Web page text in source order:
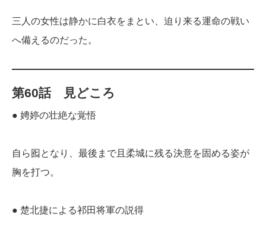
三人の女性は静かに白衣をまとい、迫り来る運命の戦い
へ備えるのだった。
第60話 見どころ
● 娉婷の壮絶な覚悟
自ら囮となり、最後まで且柔城に残る決意を固める姿が
胸を打つ。
● 楚北捷による祁田将軍の説得